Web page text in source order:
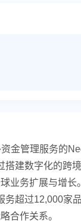
金管理服务的
建数字化的跨
业务扩展与增长。
超过12,000家
合作关系。